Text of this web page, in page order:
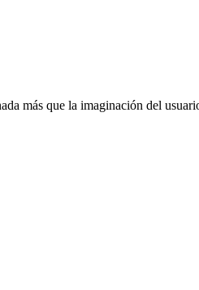
más que la imaginación del